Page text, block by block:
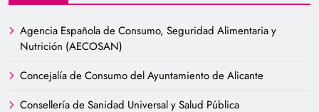
Agencia Española de Consumo, Seguridad Alimentaria y
Nutrición (AECOSAN)
Concejalía de Consumo del Ayuntamiento de Alicante
Consellería de Sanidad Universal y Salud Pública